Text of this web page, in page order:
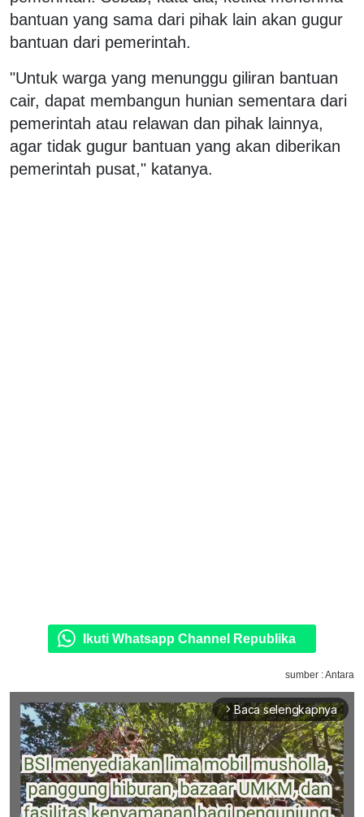
bantuan yang sama dari pihak lain akan gugur
bantuan dari pemerintah.
"Untuk warga yang menunggu giliran bantuan
cair, dapat membangun hunian sementara dari
pemerintah atau relawan dan pihak lainnya,
agar tidak gugur bantuan yang akan diberikan
pemerintah pusat," katanya.
Ikuti Whatsapp Channel Republika
sumber : Antara
arrow_forward_ios Baca selengkapnya